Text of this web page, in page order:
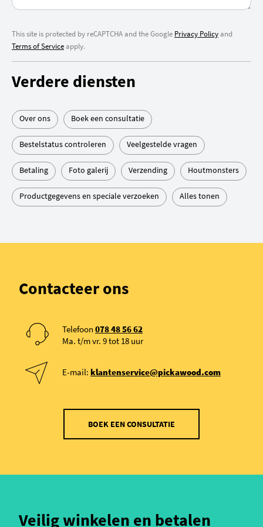
This site is protected by reCAPTCHA and the Google Privacy Policyand
Terms of Serviceapply.
Verdere diensten
Over ons Boek een consultatie
Bestelstatus controleren Veelgestelde vragen
Betaling Foto galerij Verzending Houtmonsters
Productgegevens en speciale verzoeken Alles tonen
Contacteer ons
Telefoon 078 48 56 62
Ma. t/m vr. 9 tot 18 uur
E-mail: klantenservice@pickawood.com
BOEK EEN CONSULTATIE
Veilig winkelen en betalen